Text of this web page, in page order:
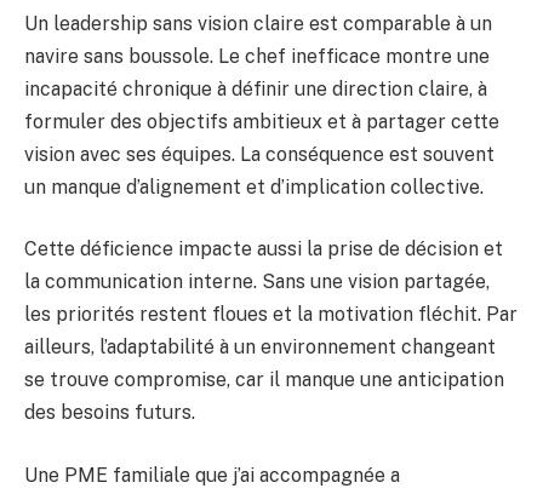
Un leadership sans vision claire est comparable à un
navire sans boussole. Le chef inefficace montre une
incapacité chronique à définir une direction claire, à
formuler des objectifs ambitieux et à partager cette
vision avec ses équipes. La conséquence est souvent
un manque d’alignement et d’implication collective.
Cette déficience impacte aussi la prise de décision et
la communication interne. Sans une vision partagée,
les priorités restent floues et la motivation fléchit. Par
ailleurs, l’adaptabilité à un environnement changeant
se trouve compromise, car il manque une anticipation
des besoins futurs.
Une PME familiale que j’ai accompagnée a